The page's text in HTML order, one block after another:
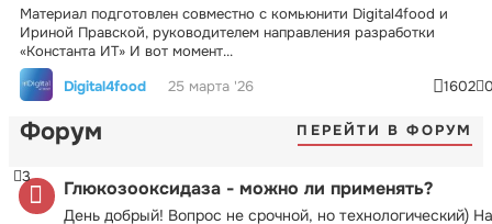
Материал подготовлен совместно с комьюнити Digital4food и
Ириной Правской, руководителем направления разработки
«Константа ИТ» И вот момент...
Digital4food
25 марта '26 1602
Форум ПЕРЕЙТИ В ФОРУМ
Глюкозооксидаза - можно ли применять?
День добрый! Вопрос не срочной, но технологический) На
3